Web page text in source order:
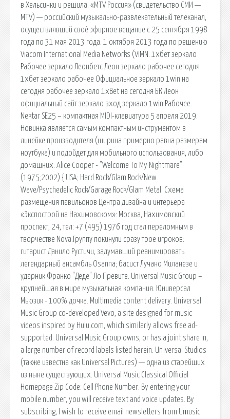
в Хельсинки и решила. «MTV Россия» (свидетельство СМИ —
MTV) — российский музыкально-развлекательный телеканал,
осуществлявший своё эфирное вещание с 25 сентября 1998
года по 31 мая 2013 года. 1 октября 2013 года по решению
Viacom International Media Networks (VIMN. 1хбет зеркало
Рабочее зеркало Леонбетс Леон зеркало рабочее сегодня
1хбет зеркало рабочее Официальное зеркало 1win на
сегодня рабочее зеркало 1xBet на сегодня БК Леон
официальный сайт зеркало вход зеркало 1win Рабочее.
Nektar SE25 – компактная MIDI-клавиатура 5 апреля 2019.
Новинка является самым компактным инструментом в
линейке производителя (ширина примерно равна размерам
ноутбука) и подойдет для мобильного использования, либо
домашних. Alice Cooper - "Welcome To My Nightmare"
(1975;2002) { USA; Hard Rock/Glam Rock/New
Wave/Psychedelic Rock/Garage Rock/Glam Metal. Схема
размещения павильонов Центра дизайна и интерьера
«Экспострой на Нахимовском»: Москва, Нахимовский
проспект, 24, тел: +7 (495) 1976 год стал переломным в
творчестве Nova.Группу покинули сразу трое игроков:
гитарист Данило Рустичи, задумавший реанимировать
легендарный ансамбль Osanna; басист Лучано Миланезе и
ударник Франко "Деде" Ло Превите. Universal Music Group –
крупнейшая в мире музыкальная компания. Юниверсал
Мьюзик - 100% дочка. Multimedia content delivery. Universal
Music Group co-developed Vevo, a site designed for music
videos inspired by Hulu.com, which similarly allows free ad-
supported. Universal Music Group owns, or has a joint share in,
a large number of record labels listed herein. Universal Studios
(также известна как Universal Pictures) — одна из старейших
из ныне существующих. Universal Music Classical Official
Homepage Zip Code: Cell Phone Number: By entering your
mobile number, you will receive text and voice updates. By
subscribing, I wish to receive email newsletters from Umusic